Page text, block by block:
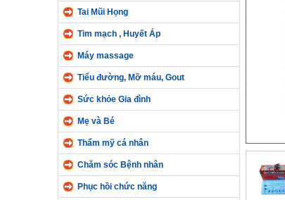
Tai Mũi Họng
Tim mạch , Huyết Áp
Máy massage
Tiểu đường, Mỡ máu, Gout
Sức khỏe Gia đình
Mẹ và Bé
Thẩm mỹ cá nhân
Chăm sóc Bệnh nhân
Phục hồi chức năng